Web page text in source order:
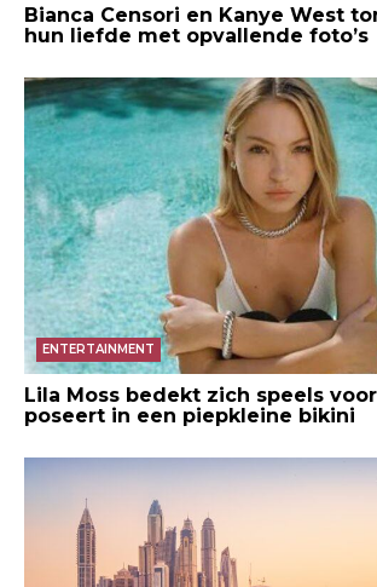
Bianca Censori en Kanye West
hun liefde met opvallende foto’s
ENTERTAINMENT
Lila Moss bedekt zich speels
poseert in een piepkleine bikini